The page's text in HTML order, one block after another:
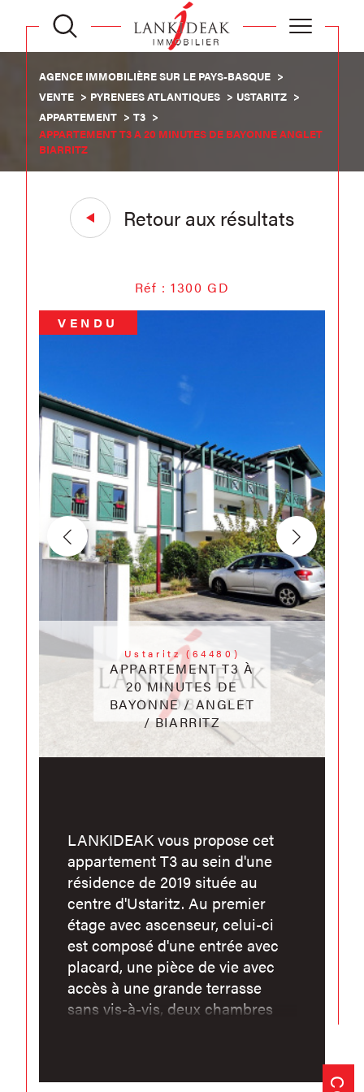
AGENCE IMMOBILIÈRE SUR LE PAYS-BASQUE
VENTE
PYRENEES ATLANTIQUES
USTARITZ
APPARTEMENT
T3
APPARTEMENT T3 A 20 MINUTES DE BAYONNE ANGLET
BIARRITZ
Retour aux résultats
Réf : 1300 GD
VENDU
Ustaritz (64480)
APPARTEMENT T3 À
20 MINUTES DE
BAYONNE / ANGLET
/ BIARRITZ
LANKIDEAK vous propose cet
appartement T3 au sein d'une
résidence de 2019 située au
centre d'Ustaritz. Au premier
étage avec ascenseur, celui-ci
est composé d'une entrée avec
placard, une pièce de vie avec
accès à une grande terrasse
sans vis-à-vis, deux chambres